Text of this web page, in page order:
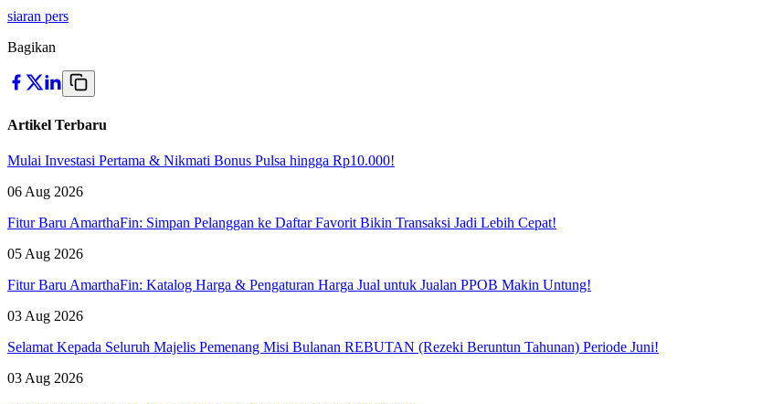
siaran pers
Bagikan
Artikel Terbaru
Mulai Investasi Pertama & Nikmati Bonus Pulsa hingga Rp10.000!
06 Aug 2026
Fitur Baru AmarthaFin: Simpan Pelanggan ke Daftar Favorit Bikin Transaksi Jadi Lebih Cepat!
05 Aug 2026
Fitur Baru AmarthaFin: Katalog Harga & Pengaturan Harga Jual untuk Jualan PPOB Makin Untung!
03 Aug 2026
Selamat Kepada Seluruh Majelis Pemenang Misi Bulanan REBUTAN (Rezeki Beruntun Tahunan) Periode Juni!
03 Aug 2026